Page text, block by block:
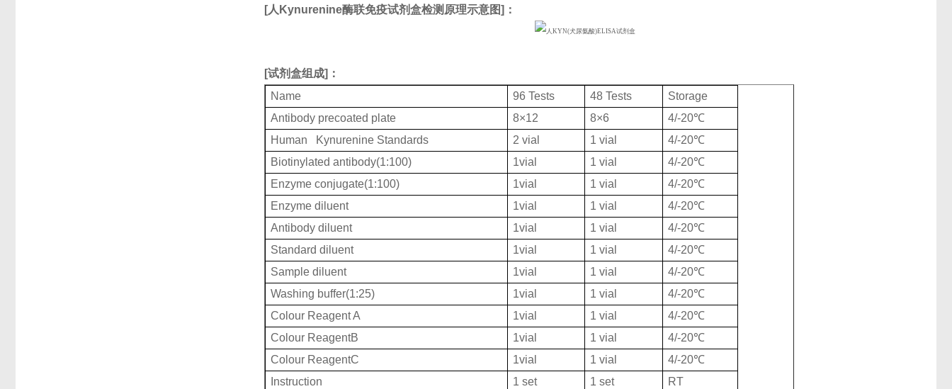
[人 Kynurenine酶联免疫试剂盒检测原理示意图] ：
[试剂盒组成]：
Name
96 Tests 48 Tests
Storage
Antibody precoated plate
8×12 8×6
4/-20℃
Human Kynurenine Standards
2 vial 1 vial
4/-20℃
Biotinylated antibody(1:100)
1vial 1 vial
4/-20℃
Enzyme conjugate(1:100)
1vial 1 vial
4/-20℃
Enzyme diluent
1vial 1 vial
4/-20℃
Antibody diluent
1vial 1 vial
4/-20℃
Standard diluent
1vial 1 vial
4/-20℃
Sample diluent
1vial 1 vial
4/-20℃
Washing buffer(1:25)
1vial 1 vial
4/-20℃
Colour Reagent A
1vial 1 vial
4/-20℃
Colour ReagentB
1vial 1 vial
4/-20℃
Colour ReagentC
1vial 1 vial
4/-20℃
Instruction
1 set 1 set
RT